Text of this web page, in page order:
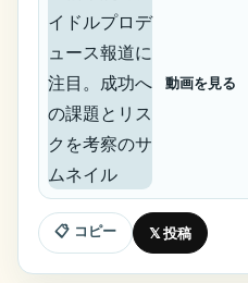
動画を見る
📋 コピー 𝕏 投稿